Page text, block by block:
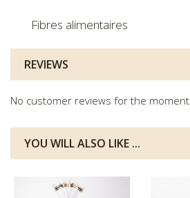
Fibres alimentaires
REVIEWS
No customer reviews for the moment.
YOU WILL ALSO LIKE ...